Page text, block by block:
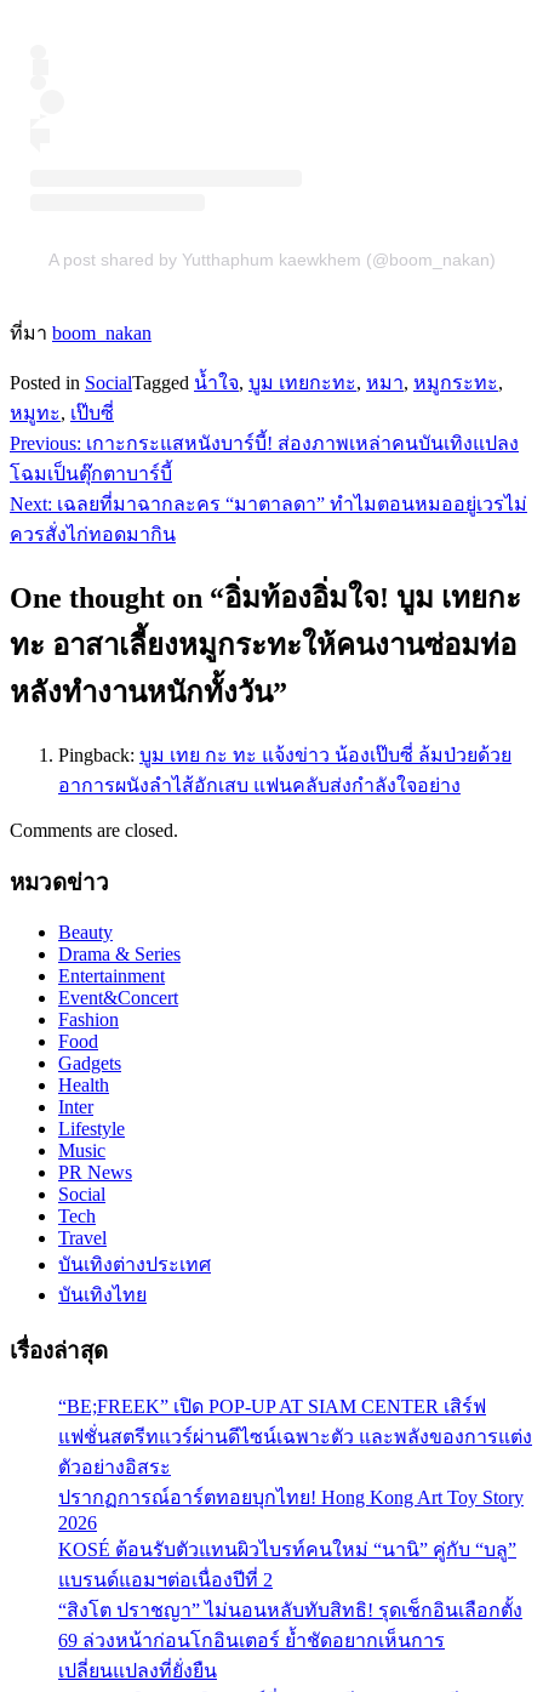
A post shared by Yutthaphum kaewkhem (@boom_nakan)
ที่มา boom_nakan
Posted in SocialTagged น้ำใจ, บูม เทยกะทะ, หมา, หมูกระทะ,
หมูทะ, เป๊บซี่
แนะแนว
เรื่อง
Previous: เกาะกระแสหนังบาร์บี้! ส่องภาพเหล่าคนบันเทิงแปลง
โฉมเป็นตุ๊กตาบาร์บี้
Next: เฉลยที่มาฉากละคร “มาตาลดา” ทำไมตอนหมออยู่เวรไม่
ควรสั่งไก่ทอดมากิน
One thought on “อิ่มท้องอิ่มใจ! บูม เทยกะ
ทะ อาสาเลี้ยงหมูกระทะให้คนงานซ่อมท่อ
หลังทำงานหนักทั้งวัน”
Pingback: บูม เทย กะ ทะ แจ้งข่าว น้องเป๊บซี่ ล้มป่วยด้วย
อาการผนังลำไส้อักเสบ แฟนคลับส่งกำลังใจอย่าง
Comments are closed.
หมวดข่าว
Beauty
Drama & Series
Entertainment
Event&Concert
Fashion
Food
Gadgets
Health
Inter
Lifestyle
Music
PR News
Social
Tech
Travel
บันเทิงต่างประเทศ
บันเทิงไทย
เรื่องล่าสุด
“BE;FREEK” เปิด POP-UP AT SIAM CENTER เสิร์ฟ
แฟชั่นสตรีทแวร์ผ่านดีไซน์เฉพาะตัว และพลังของการแต่ง
ตัวอย่างอิสระ
ปรากฏการณ์อาร์ตทอยบุกไทย! Hong Kong Art Toy Story
2026
KOSÉ ต้อนรับตัวแทนผิวไบรท์คนใหม่ “นานิ” คู่กับ “บลู”
แบรนด์แอมฯต่อเนื่องปีที่ 2
“สิงโต ปราชญา” ไม่นอนหลับทับสิทธิ! รุดเช็กอินเลือกตั้ง
69 ล่วงหน้าก่อนโกอินเตอร์ ย้ำชัดอยากเห็นการ
เปลี่ยนแปลงที่ยั่งยืน